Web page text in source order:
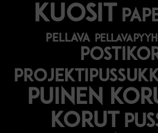
kuosit
pellava
puinen
korut